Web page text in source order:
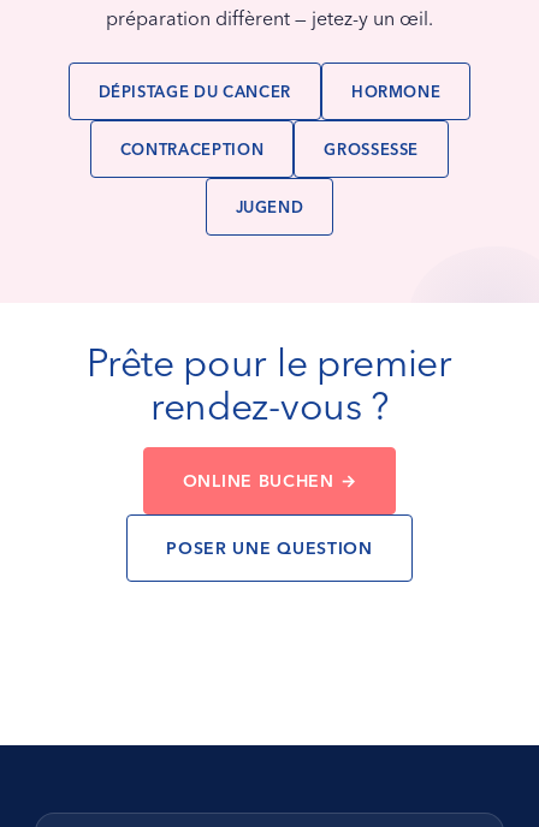
préparation diffèrent — jetez-y un œil.
DÉPISTAGE DU CANCER HORMONE
CONTRACEPTION GROSSESSE
JUGEND
Prête pour le premier
rendez-vous ?
ONLINE BUCHEN →
POSER UNE QUESTION